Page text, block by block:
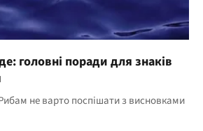
головні поради для знаків
не варто поспішати з висновками